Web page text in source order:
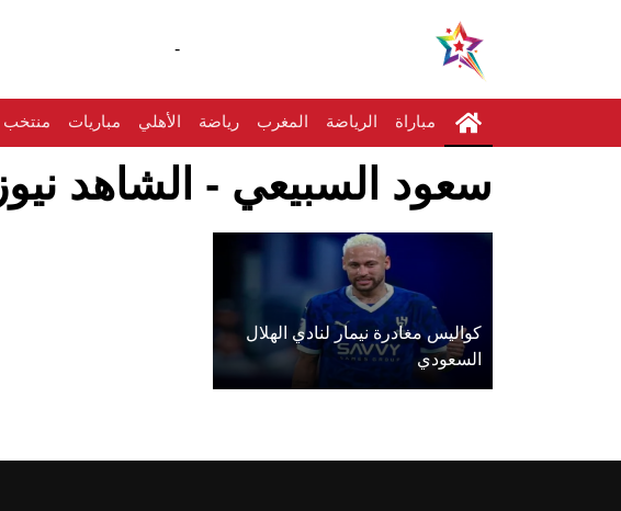
-
مباراة الرياضة المغرب رياضة الأهلي مباريات منتخب
سعود السبيعي - الشاهد نيوز
كواليس مغادرة نيمار لنادي الهلال
السعودي